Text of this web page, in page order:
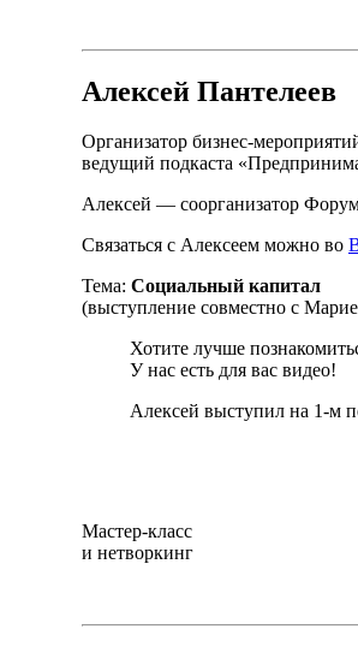
Алексей Пантелеев
Организатор бизнес-
ведущий подкаста
Алексей — соорганизатор
Связаться с Алексеем можно во
Тема: Социальный капитал
(выступление совместно с
Хотите лучше
У нас есть для вас видео!
Алексей выступил на 1-м
Мастер-класс
и нетворкинг